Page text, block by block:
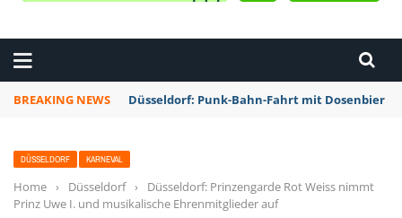
BREAKING NEWS Düsseldorf: Rheinbahn testet Technik zur
DÜSSELDORF KARNEVAL
Home › Düsseldorf ›
Düsseldorf: Prinzengarde Rot Weiss nimmt
Prinz Uwe I. und musikalische Ehrenmitglieder auf